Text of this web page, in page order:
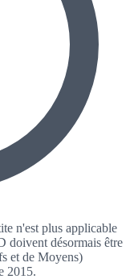
n'est plus applicable
doivent désormais être
et de Moyens)
2015.